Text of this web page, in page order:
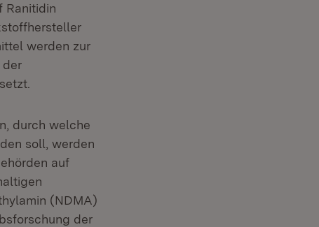
Ranitidin
werden zur
der
durch welche
soll, werden
auf
(NDMA)
der